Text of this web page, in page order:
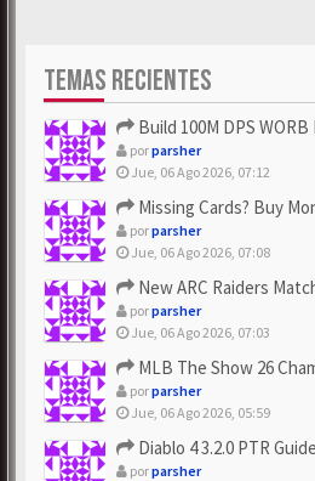
TEMAS RECIENTES
Build 100M DPS WORB Bomb
porparsher
Jue, 06 Ago 2026, 07:12
Missing Cards? Buy Monopoly Go
porparsher
Jue, 06 Ago 2026, 07:08
New ARC Raiders Matchmaking
porparsher
Jue, 06 Ago 2026, 07:03
MLB The Show 26
porparsher
Jue, 06 Ago 2026, 05:59
Diablo 4 3.2.0 PTR Guide –
porparsher